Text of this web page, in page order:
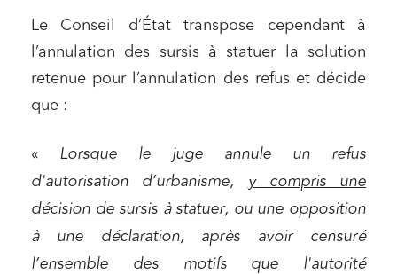
Le Conseil d’État transpose cependant à
l’annulation des sursis à statuer la solution
retenue pour l’annulation des refus et décide
que :
« Lorsque le juge annule un refus
d'autorisation d’urbanisme, y compris une
décision de sursis à statuer, ou une opposition
à une déclaration, après avoir censuré
l’ensemble des motifs que l'autorité